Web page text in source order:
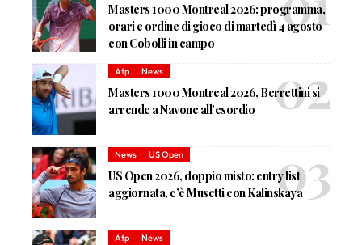
Masters 1000 Montreal 2026: programma,
orari e ordine di gioco di martedì 4 agosto
con Cobolli in campo
Atp News
Masters 1000 Montreal 2026, Berrettini si
arrende a Navone all’esordio
News US Open
US Open 2026, doppio misto: entry list
aggiornata, c’è Musetti con Kalinskaya
Atp News